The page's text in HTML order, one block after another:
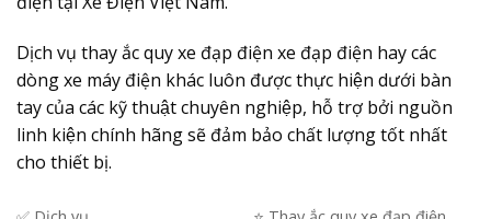
Dịch vụ thay ắc quy xe đạp điện xe đạp điện hay các
dòng xe máy điện khác luôn được thực hiện dưới bàn
tay của các kỹ thuật chuyên nghiệp, hỗ trợ bởi nguồn
linh kiện chính hãng sẽ đảm bảo chất lượng tốt nhất
cho thiết bị.